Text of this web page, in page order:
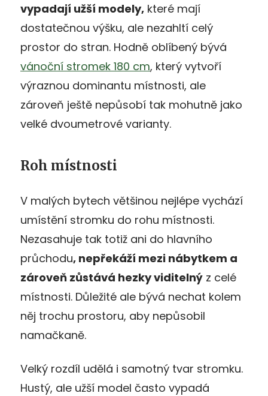
vypadají užší modely, které mají
dostatečnou výšku, ale nezahltí celý
prostor do stran. Hodně oblíbený bývá
vánoční stromek 180 cm, který vytvoří
výraznou dominantu místnosti, ale
zároveň ještě nepůsobí tak mohutně jako
velké dvoumetrové varianty.
Roh místnosti
V malých bytech většinou nejlépe vychází
umístění stromku do rohu místnosti.
Nezasahuje tak totiž ani do hlavního
průchodu, nepřekáží mezi nábytkem a
zároveň zůstává hezky viditelný z celé
místnosti. Důležité ale bývá nechat kolem
něj trochu prostoru, aby nepůsobil
namačkaně.
Velký rozdíl udělá i samotný tvar stromku.
Hustý, ale užší model často vypadá